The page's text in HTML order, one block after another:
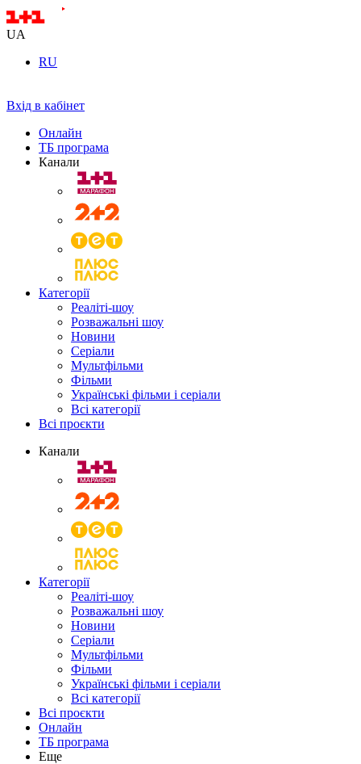
UA
RU
Вхід в кабінет
Онлайн
ТБ програма
Канали
Категорії
Реаліті-шоу
Розважальні шоу
Новини
Серіали
Мультфільми
Фільми
Українські фільми і серіали
Всі категорії
Всі проєкти
Канали
Категорії
Реаліті-шоу
Розважальні шоу
Новини
Серіали
Мультфільми
Фільми
Українські фільми і серіали
Всі категорії
Всі проєкти
Онлайн
ТБ програма
Еще